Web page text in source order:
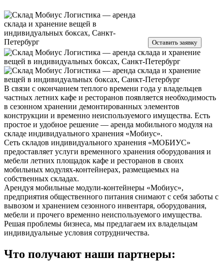
Оставить заявку
В связи с окончанием теплого времени года у владельцев
частных летних кафе и ресторанов появляется необходимость
в сезонном хранении демонтированных элементов
конструкции и временно неиспользуемого имущества. Есть
простое и удобное решение — аренда мобильного модуля на
складе индивидуального хранения «Мобиус».
Сеть складов индивидуального хранения «МОБИУС»
предоставляет услуги временного хранения оборудования и
мебели летних площадок кафе и ресторанов в своих
мобильных модулях-контейнерах, размещаемых на
собственных складах.
Арендуя мобильные модули-контейнеры «Мобиус»,
предприятия общественного питания снимают с себя заботы с
вывозом и хранением сезонного инвентаря, оборудования,
мебели и прочего временно неиспользуемого имущества.
Решая проблемы бизнеса, мы предлагаем их владельцам
индивидуальные условия сотрудничества.
Что получают наши партнеры: